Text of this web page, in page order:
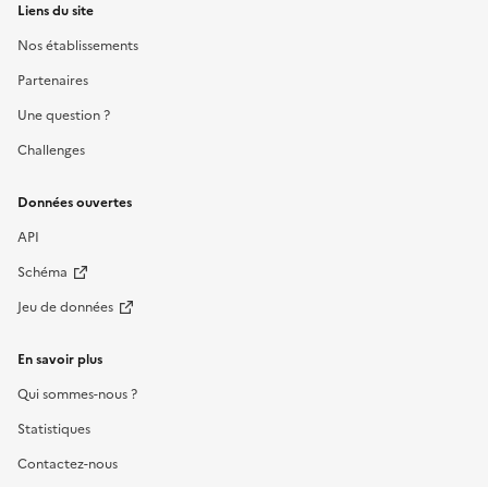
Liens du site
Nos établissements
Partenaires
Une question ?
Challenges
Données ouvertes
API
Schéma
Jeu de données
En savoir plus
Qui sommes-nous ?
Statistiques
Contactez-nous